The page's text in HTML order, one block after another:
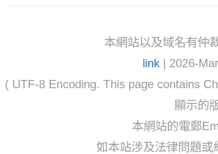
本網站以及域名有仲
link| 2026-
( UTF-8 Encoding. This page contains
顯示的
本網站的電郵
如本站涉及法律問題